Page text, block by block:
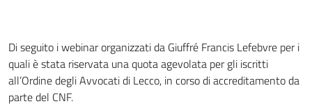
Di seguito i webinar organizzati da Giuffré Francis Lefebvre per i
quali è stata riservata una quota agevolata per gli iscritti
all’Ordine degli Avvocati di Lecco, in corso di accreditamento da
parte del CNF.